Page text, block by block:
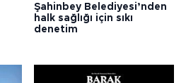
Şahinbey Belediyesi’nden
halk sağlığı için sıkı
denetim